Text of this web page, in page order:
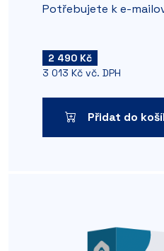
Potřebujete k e-
2 490 Kč
3 013 Kč vč. DPH
Přidat do